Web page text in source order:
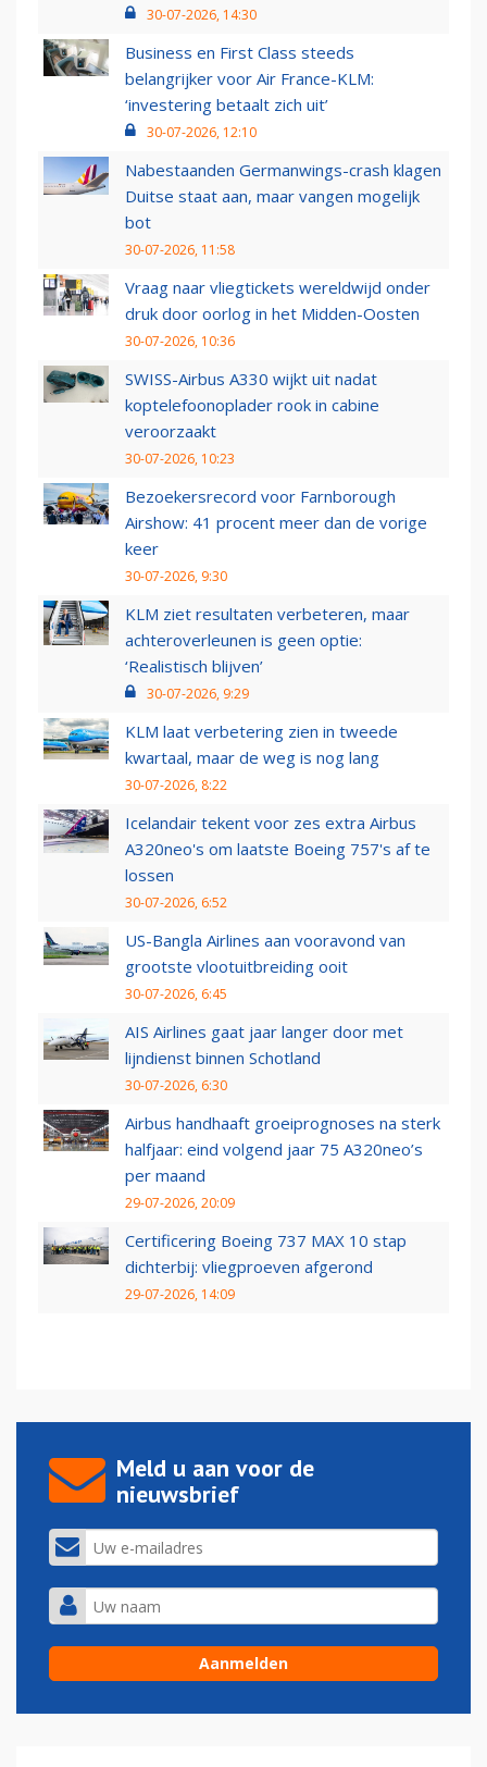
30-07-2026, 14:30
Business en First Class steeds
belangrijker voor Air France-KLM:
‘investering betaalt zich uit’
30-07-2026, 12:10
Nabestaanden Germanwings-crash klagen
Duitse staat aan, maar vangen mogelijk
bot
30-07-2026, 11:58
Vraag naar vliegtickets wereldwijd onder
druk door oorlog in het Midden-Oosten
30-07-2026, 10:36
SWISS-Airbus A330 wijkt uit nadat
koptelefoonoplader rook in cabine
veroorzaakt
30-07-2026, 10:23
Bezoekersrecord voor Farnborough
Airshow: 41 procent meer dan de vorige
keer
30-07-2026, 9:30
KLM ziet resultaten verbeteren, maar
achteroverleunen is geen optie:
‘Realistisch blijven’
30-07-2026, 9:29
KLM laat verbetering zien in tweede
kwartaal, maar de weg is nog lang
30-07-2026, 8:22
Icelandair tekent voor zes extra Airbus
A320neo's om laatste Boeing 757's af te
lossen
30-07-2026, 6:52
US-Bangla Airlines aan vooravond van
grootste vlootuitbreiding ooit
30-07-2026, 6:45
AIS Airlines gaat jaar langer door met
lijndienst binnen Schotland
30-07-2026, 6:30
Airbus handhaaft groeiprognoses na sterk
halfjaar: eind volgend jaar 75 A320neo’s
per maand
29-07-2026, 20:09
Certificering Boeing 737 MAX 10 stap
dichterbij: vliegproeven afgerond
29-07-2026, 14:09
Meld u aan voor de
nieuwsbrief